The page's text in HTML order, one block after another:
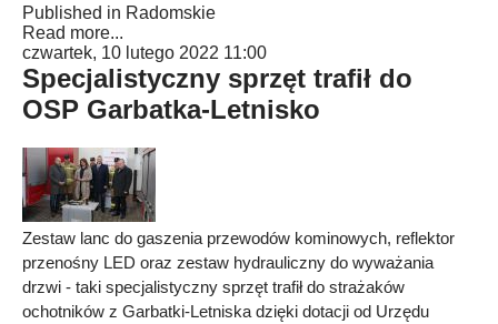
Published in Radomskie
Read more...
czwartek, 10 lutego 2022 11:00
Specjalistyczny sprzęt trafił do
OSP Garbatka-Letnisko
Zestaw lanc do gaszenia przewodów kominowych, reflektor
przenośny LED oraz zestaw hydrauliczny do wyważania
drzwi - taki specjalistyczny sprzęt trafił do strażaków
ochotników z Garbatki-Letniska dzięki dotacji od Urzędu